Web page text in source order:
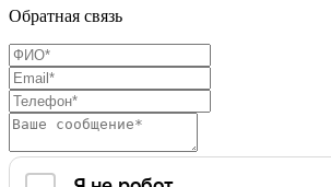
Обратная связь